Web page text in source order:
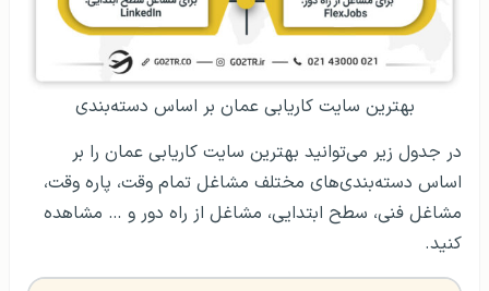
بهترین سایت کاریابی عمان بر اساس دسته‌بندی
در جدول زیر می‌توانید بهترین سایت کاریابی عمان را بر
اساس دسته‌بندی‌های مختلف مشاغل تمام وقت، پاره وقت،
مشاغل فنی، سطح ابتدایی، مشاغل از راه دور و … مشاهده
کنید.